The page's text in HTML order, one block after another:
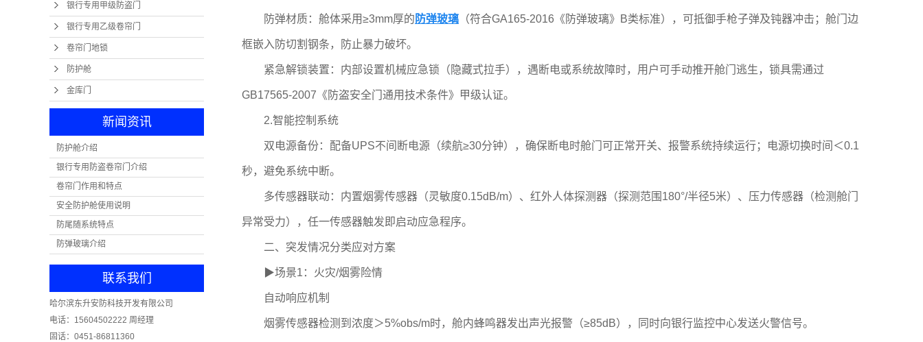
银行专用甲级防盗门
银行专用乙级卷帘门
卷帘门地锁
防护舱
金库门
新闻资讯
防护舱介绍
银行专用防盗卷帘门介绍
卷帘门作用和特点
安全防护舱使用说明
防尾随系统特点
防弹玻璃介绍
联系我们
哈尔滨东升安防科技开发有限公司
电话：15604502222 周经理
固话：0451-86811360
防弹材质：舱体采用≥3mm厚的 防弹玻璃 （符合GA165-2016《防弹玻璃》B类标准），可抵御手枪子弹及钝器冲击；舱门边
框嵌入防切割钢条，防止暴力破坏。
紧急解锁装置：内部设置机械应急锁（隐藏式拉手），遇断电或系统故障时，用户可手动推开舱门逃生，锁具需通过
GB17565-2007《防盗安全门通用技术条件》甲级认证。
2.智能控制系统
双电源备份：配备UPS不间断电源（续航≥30分钟），确保断电时舱门可正常开关、报警系统持续运行；电源切换时间＜0.1
秒，避免系统中断。
多传感器联动：内置烟雾传感器（灵敏度0.15dB/m）、红外人体探测器（探测范围180°/半径5米）、压力传感器（检测舱门
异常受力），任一传感器触发即启动应急程序。
二、突发情况分类应对方案
▶场景1：火灾/烟雾险情
自动响应机制
烟雾传感器检测到浓度＞5%obs/m时，舱内蜂鸣器发出声光报警（≥85dB），同时向银行监控中心发送火警信号。